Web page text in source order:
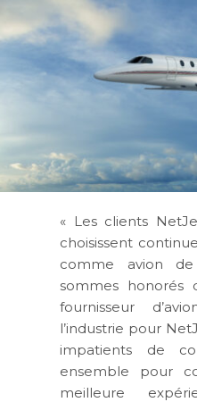
« Les clients
choisissent
comme avion
sommes honorés
fournisseur
l’industrie pour
impatients de
ensemble pour
meilleure